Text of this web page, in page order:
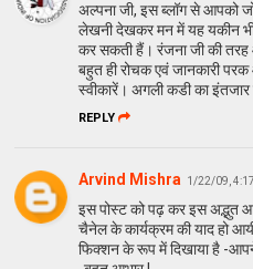
अल्पना जी, इस ब्लॉग से आपको
लेखनी देखकर मन में यह यकीन भी
कर सकती हैं। रंजना जी की
बहुत ही रोचक एवं जानकारी
स्वीकारें। अगली कडी का इंतजार
REPLY
Arvind Mishra 1/22/09,
इस पोस्ट को पढ़ कर इस अद्भुत
चैनेल के कार्यक्रम की याद हो
फिक्शन के रूप में दिखाया है -